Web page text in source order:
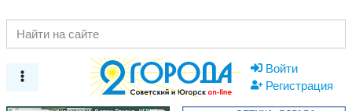
Войти
Регистрация